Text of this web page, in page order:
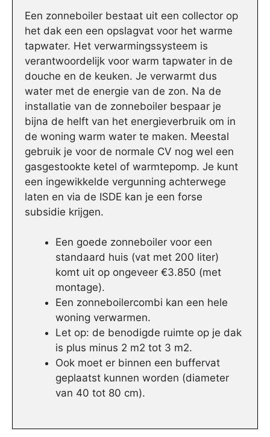
Een zonneboiler bestaat uit een collector op
het dak een een opslagvat voor het warme
tapwater. Het verwarmingssysteem is
verantwoordelijk voor warm tapwater in de
douche en de keuken. Je verwarmt dus
water met de energie van de zon. Na de
installatie van de zonneboiler bespaar je
bijna de helft van het energieverbruik om in
de woning warm water te maken. Meestal
gebruik je voor de normale CV nog wel een
gasgestookte ketel of warmtepomp. Je kunt
een ingewikkelde vergunning achterwege
laten en via de ISDE kan je een forse
subsidie krijgen.
Een goede zonneboiler voor een
standaard huis (vat met 200 liter)
komt uit op ongeveer €3.850 (met
montage).
Een zonneboilercombi kan een hele
woning verwarmen.
Let op: de benodigde ruimte op je dak
is plus minus 2 m2 tot 3 m2.
Ook moet er binnen een buffervat
geplaatst kunnen worden (diameter
van 40 tot 80 cm).